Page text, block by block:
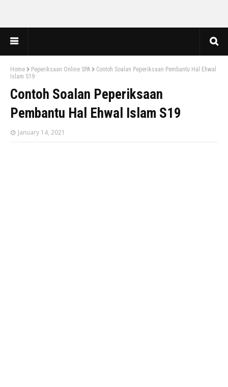
Home Peperiksaan Online SPA
Contoh Soalan Peperiksaan Pembantu Hal Ehwal
Islam S19
Contoh Soalan Peperiksaan
Pembantu Hal Ehwal Islam S19
January 14, 2021